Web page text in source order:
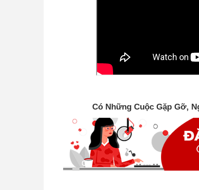
Có Những Cuộc Gặp Gỡ,